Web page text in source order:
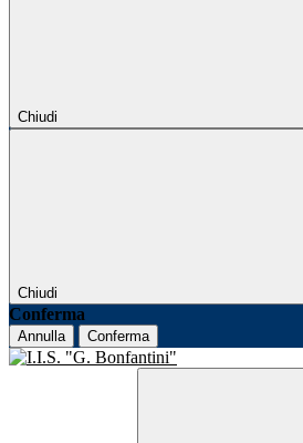
Chiudi
Chiudi
Conferma
Annulla Conferma